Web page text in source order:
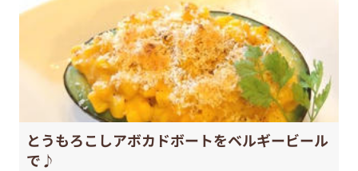
とうもろこしアボカドボートをベルギービール
で♪